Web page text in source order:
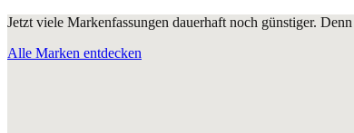
Jetzt viele Markenfassungen dauerhaft noch günstiger.
Alle Marken entdecken